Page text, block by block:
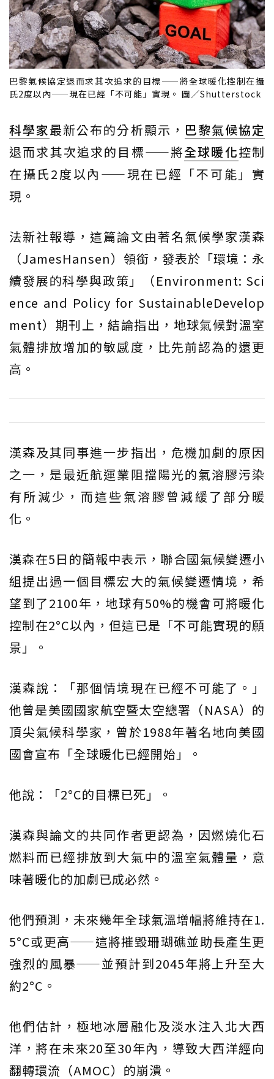
巴黎氣候協定退而求其次追求的目標——將全球暖化控制在攝
氏2度以內——現在已經「不可能」實現。 圖／Shutterstock
科學家最新公布的分析顯示， 巴黎氣候協定
退而求其次追求的目標——將全球暖化控制
在攝氏2度以內——現在已經「不可能」實
現。
法新社報導，這篇論文由著名氣候學家漢森
（JamesHansen）領銜，發表於「環境：永
續發展的科學與政策」（Environment: Sci
ence and Policy for SustainableDevelop
ment）期刊上，結論指出，地球氣候對溫室
氣體排放增加的敏感度，比先前認為的還更
高。
漢森及其同事進一步指出，危機加劇的原因
之一，是最近航運業阻擋陽光的氣溶膠污染
有所減少，而這些氣溶膠曾減緩了部分暖
化。
漢森在5日的簡報中表示，聯合國氣候變遷小
組提出過一個目標宏大的氣候變遷情境，希
望到了2100年，地球有50%的機會可將暖化
控制在2°C以內，但這已是「不可能實現的願
景」。
漢森說：「那個情境現在已經不可能了。」
他曾是美國國家航空暨太空總署（NASA）的
頂尖氣候科學家，曾於1988年著名地向美國
國會宣布「全球暖化已經開始」。
他說：「2°C的目標已死」。
漢森與論文的共同作者更認為，因燃燒化石
燃料而已經排放到大氣中的溫室氣體量，意
味著暖化的加劇已成必然。
他們預測，未來幾年全球氣溫增幅將維持在1.
5°C或更高——這將摧毀珊瑚礁並助長產生更
強烈的風暴——並預計到2045年將上升至大
約2°C。
他們估計，極地冰層融化及淡水注入北大西
洋，將在未來20至30年內，導致大西洋經向
翻轉環流（AMOC）的崩潰。